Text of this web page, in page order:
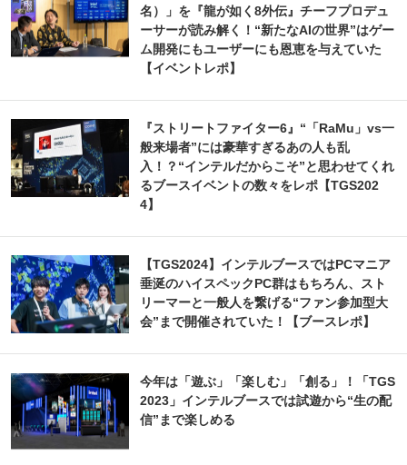
名）」を『龍が如く8外伝』チーフプロデュ
ーサーが読み解く！“新たなAIの世界”はゲー
ム開発にもユーザーにも恩恵を与えていた
【イベントレポ】
『ストリートファイター6』“「RaMu」vs一
般来場者”には豪華すぎるあの人も乱
入！？“インテルだからこそ”と思わせてくれ
るブースイベントの数々をレポ【TGS202
4】
【TGS2024】インテルブースではPCマニア
垂涎のハイスペックPC群はもちろん、スト
リーマーと一般人を繋げる“ファン参加型大
会”まで開催されていた！【ブースレポ】
今年は「遊ぶ」「楽しむ」「創る」！「TGS
2023」インテルブースでは試遊から“生の配
信”まで楽しめる